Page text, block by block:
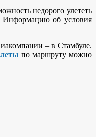
недорого улететь
Информацию об условия
– в Стамбуле.
по маршруту можно